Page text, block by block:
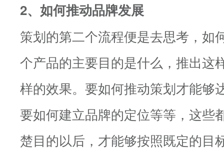
2、如何推动品牌发展
策划的第二个流程便是去思考，如
个产品的主要目的是什么，推出这
样的效果。要如何推动策划才能够
要如何建立品牌的定位等等，这些
楚目的以后，才能够按照既定的目